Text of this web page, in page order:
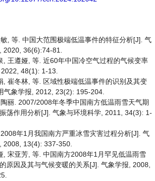
, 等. 中国大范围极端低温事件的特征分析[J]. 气
2020, 36(6):74-81.
, 王遵娅, 等. 近60年中国冷空气过程的气候变率
48(1): 1-13.
, 崔冬林, 等. 区域性极端低温事件的识别及其变
气象学报, 2012, 23(2): 195-204.
丽. 2007/2008年冬季中国南方低温雨雪天气期
荡作用分析[J]. 气象与环境科学, 2011, 34(3): 1-
年1月我国南方严重冰雪灾害过程分析[J]. 气
2008, 13(4): 337-350.
, 宋亚芳, 等. 中国南方2008年1月罕见低温雨雪
原因及其与气候变暖的关系[J]. 气象学报, 2008,